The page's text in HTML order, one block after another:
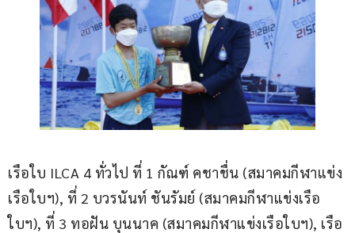
เรือใบ ILCA 4 ทั่วไป ที่ 1 กัณฑ์ คชาชื่น (สมาคมกีฬาแข่ง
เรือใบฯ), ที่ 2 บวรนันท์ ชันรัมย์ (สมาคมกีฬาแข่งเรือ
ใบฯ), ที่ 3 ทอฝัน บุนนาค (สมาคมกีฬาแข่งเรือใบฯ), เรือ